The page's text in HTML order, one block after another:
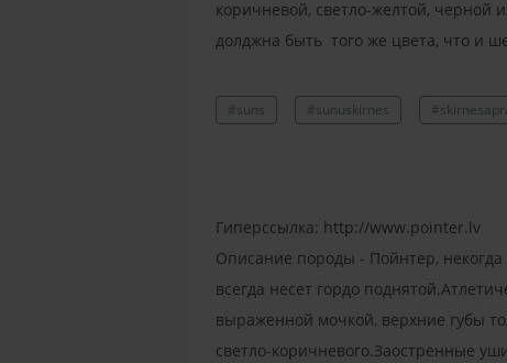
коричневой, светло-желтой,
долджна быть того же цвета, что и
#suns #sunuskirnes
Гиперссылка: http://www.pointer.lv
Описание породы - Пойнтер, некогда
всегда несет гордо
выраженной мочкой, верхние губы
светло-коричневого.Заостренные